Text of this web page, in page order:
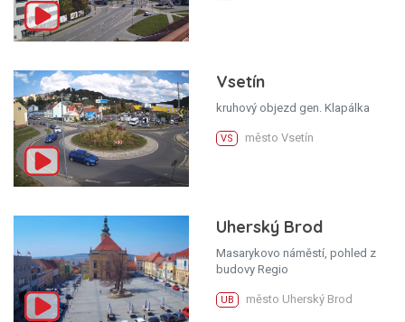
Vsetín
kruhový objezd gen. Klapálka
VS město Vsetín
Uherský Brod
Masarykovo náměstí, pohled z
budovy Regio
UB město Uherský Brod